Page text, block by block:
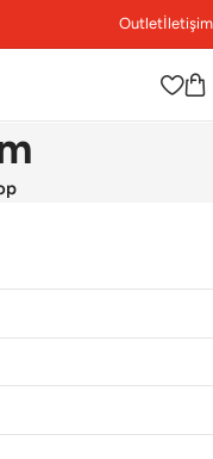
Outletİletişim